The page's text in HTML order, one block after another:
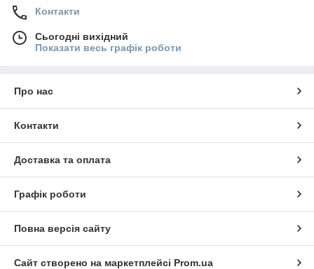
Контакти
Сьогодні вихідний
Показати весь графік роботи
Про нас
Контакти
Доставка та оплата
Графік роботи
Повна версія сайту
Сайт створено на маркетплейсі Prom.ua